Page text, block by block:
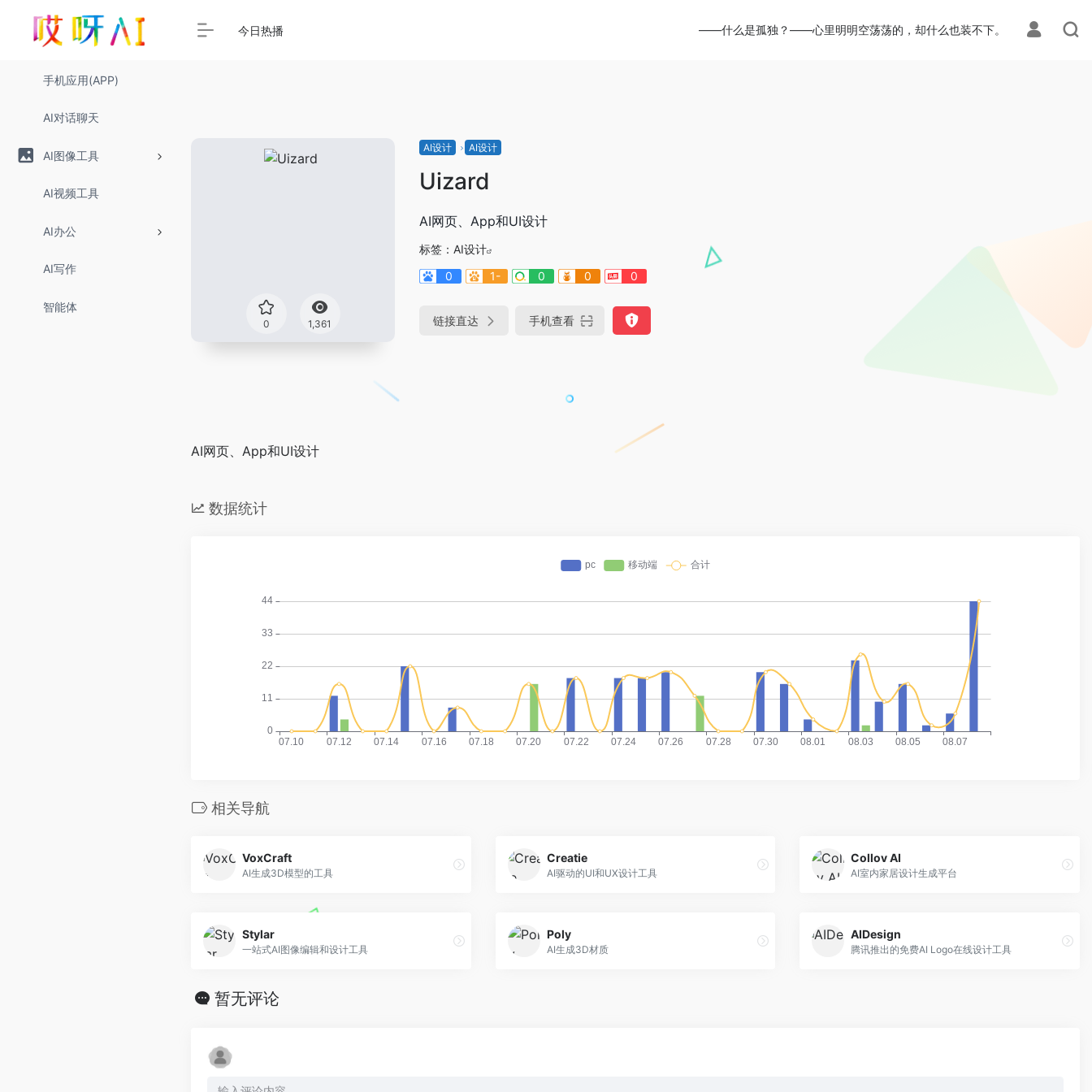
手机应用(APP)
AI对话聊天
AI图像工具
AI视频工具
AI办公
AI写作
智能体
今日热播 ——什么是孤独？——心里明明空荡荡的，却什么也装不下。
0 1,361
AI设计 AI设计
Uizard
AI网页、App和UI设计
标签： AI设计
0
1- 0 0 0
链接直达 手机查看
AI网页、App和UI设计
数据统计
相关导航
VoxCraft
AI生成3D模型的工具
Creatie
AI驱动的UI和UX设计工具
Collov AI
AI室内家居设计生成平台
Stylar
一站式AI图像编辑和设计工具
Poly
AI生成3D材质
AIDesign
腾讯推出的免费AI Logo在线设计工具
暂无评论